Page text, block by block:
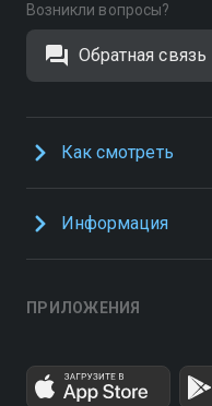
Возникли вопросы?
Обратная связь
Как смотреть
Информация
ПРИЛОЖЕНИЯ